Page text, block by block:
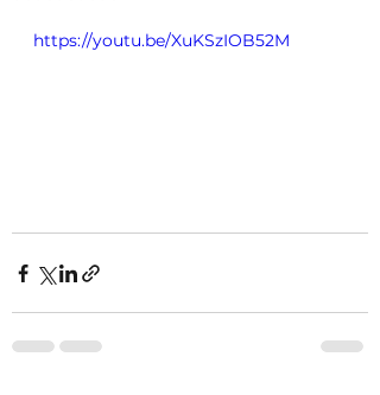
https://youtu.be/XuKSzIOB52M